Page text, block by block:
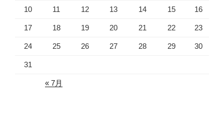
10 11 12 13 14 15 16
17 18 19 20 21 22 23
24 25 26 27 28 29 30
31
« 7月